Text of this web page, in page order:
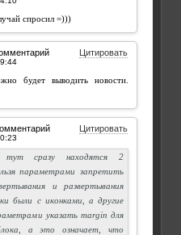
спросил =)))
Цитировать
будет выводить новости.
Цитировать
сразу находятся 2
параметрами запретить
и развертывания
были с иконками, а другие
указать margin для
а это означает, что